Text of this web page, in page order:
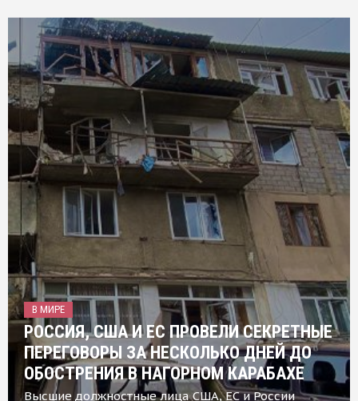
В МИРЕ
РОССИЯ, США И ЕС ПРОВЕЛИ СЕКРЕТНЫЕ
ПЕРЕГОВОРЫ ЗА НЕСКОЛЬКО ДНЕЙ ДО
ОБОСТРЕНИЯ В НАГОРНОМ КАРАБАХЕ
Высшие должностные лица США, ЕС и России